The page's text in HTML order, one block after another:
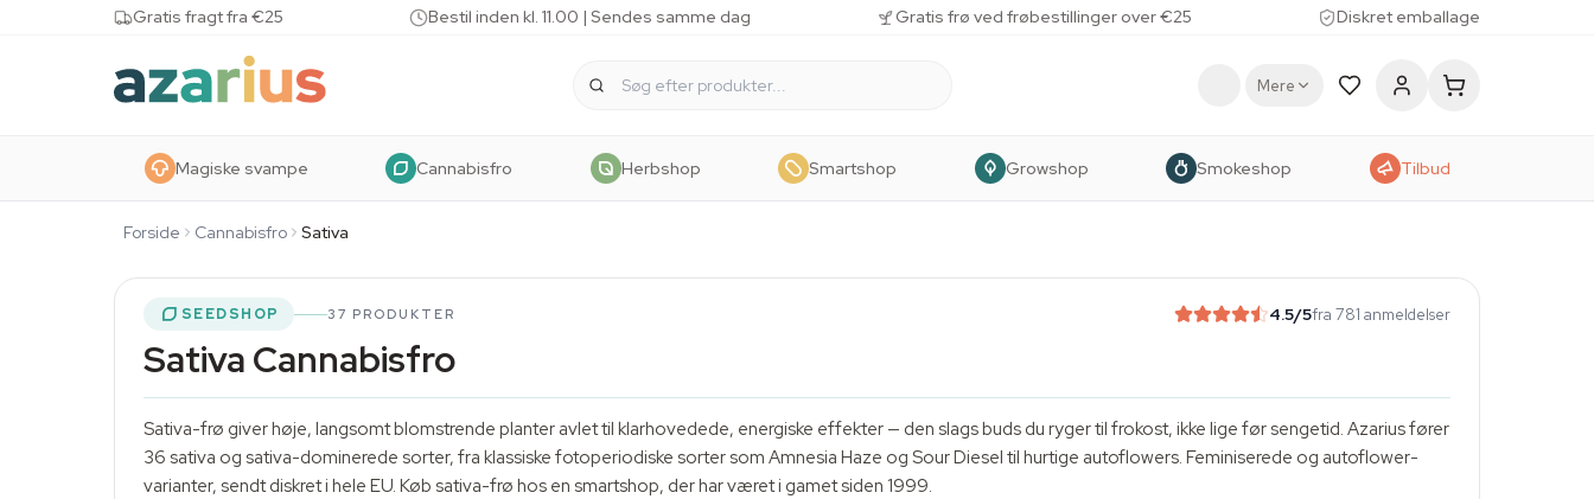
Skip to content Gratis fragt fra €25 Bestil inden kl. 11.00 | Sendes samme dag Gratis frø ved frøbestillinger over €25 Diskret emballage
Mere
Magiske svampe Cannabisfro Herbshop Smartshop Growshop Smokeshop Tilbud
Forside Cannabisfro Sativa
SEEDSHOP 37 PRODUKTER 4.5/5fra 781 anmeldelser
Sativa Cannabisfro
Sativa-frø giver høje, langsomt blomstrende planter avlet til klarhovedede, energiske effekter — den slags buds du ryger til frokost, ikke lige før sengetid. Azarius fører
36 sativa og sativa-dominerede sorter, fra klassiske fotoperiodiske sorter som Amnesia Haze og Sour Diesel til hurtige autoflowers. Feminiserede og autoflower-
varianter, sendt diskret i hele EU. Køb sativa-frø hos en smartshop, der har været i gamet siden 1999.